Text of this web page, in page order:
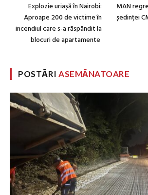
Explozie uriașă în Nairobi:
Aproape 200 de victime în
incendiul care s-a răspândit la
blocuri de apartamente
MAN
ședinței
POSTĂRIASEMĂNATOARE